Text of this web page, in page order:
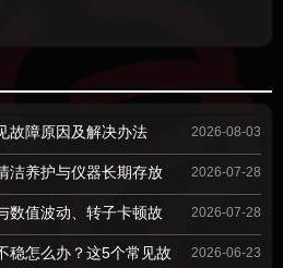
故障原因及解决办法 2026-08-03
洁养护与仪器长期存放
2026-07-28
数值波动、转子卡顿故
2026-07-28
稳怎么办？这5个常见故 2026-06-23